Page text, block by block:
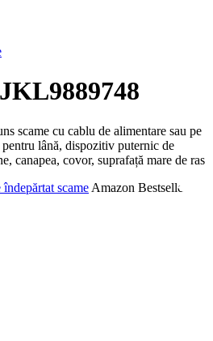
scame cu cablu de alimentare sau pe
lână, dispozitiv puternic de
canapea, covor, suprafață mare de ras
scame Amazon Bestseller